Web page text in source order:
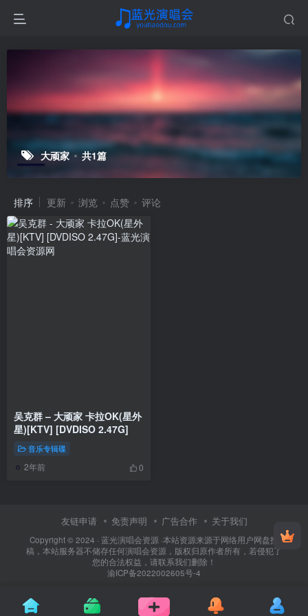
大顽家 共1篇
排序 更新 浏览 点赞 评论
吴克群 – 大顽家 卡拉OK(星外
星)[KTV] [DVDISO 2.47G]
音乐专辑碟
2年前 0
友链申请 免责声明 广告合作 关于我们
Copyright © 2024 · 蓝光演唱会资源 ·本站资源来源于网络用户网盘投
稿，本站服务器不储存任何演唱会资源，版权归原作者所有，若侵犯了
您的合法权益，请联系我们删除！
渝ICP备2022002605号-4